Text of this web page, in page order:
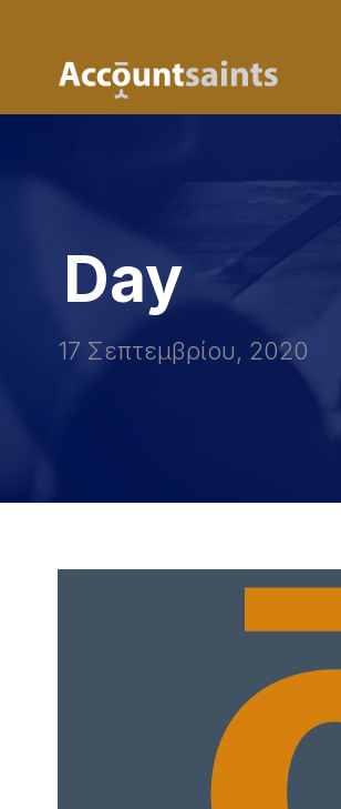
Day
17 Σεπτεμβρίου, 2020